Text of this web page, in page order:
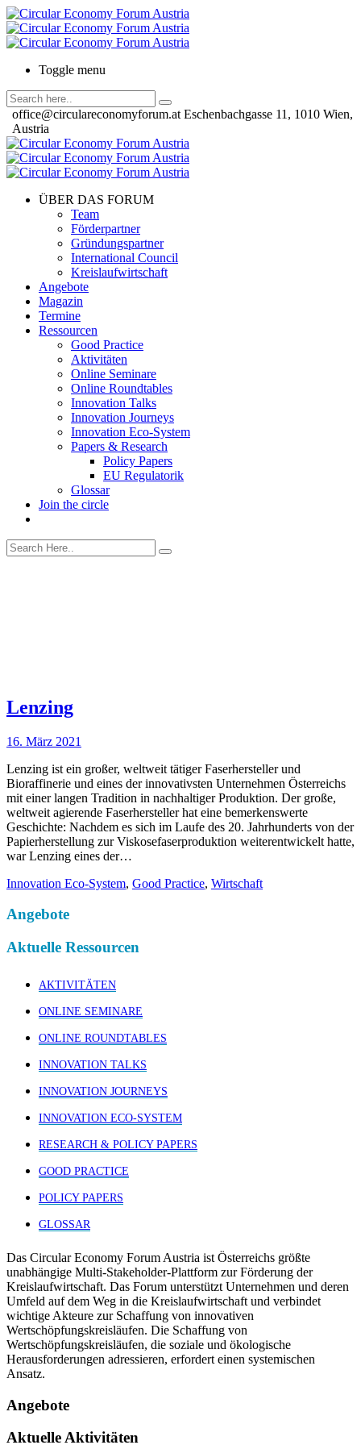
Toggle menu
office@circulareconomyforum.at Eschenbachgasse 11, 1010 Wien,
Austria
ÜBER DAS FORUM
Team
Förderpartner
Gründungspartner
International Council
Kreislaufwirtschaft
Angebote
Magazin
Termine
Ressourcen
Good Practice
Aktivitäten
Online Seminare
Online Roundtables
Innovation Talks
Innovation Journeys
Innovation Eco-System
Papers & Research
Policy Papers
EU Regulatorik
Glossar
Join the circle
Lenzing
16. März 2021
Lenzing ist ein großer, weltweit tätiger Faserhersteller und
Bioraffinerie und eines der innovativsten Unternehmen Österreichs
mit einer langen Tradition in nachhaltiger Produktion. Der große,
weltweit agierende Faserhersteller hat eine bemerkenswerte
Geschichte: Nachdem es sich im Laufe des 20. Jahrhunderts von der
Papierherstellung zur Viskosefaserproduktion weiterentwickelt hatte,
war Lenzing eines der…
Innovation Eco-System, Good Practice, Wirtschaft
Angebote
Aktuelle Ressourcen
AKTIVITÄTEN
ONLINE SEMINARE
ONLINE ROUNDTABLES
INNOVATION TALKS
INNOVATION JOURNEYS
INNOVATION ECO-SYSTEM
RESEARCH & POLICY PAPERS
GOOD PRACTICE
POLICY PAPERS
GLOSSAR
Das Circular Economy Forum Austria ist Österreichs größte
unabhängige Multi-Stakeholder-Plattform zur Förderung der
Kreislaufwirtschaft. Das Forum unterstützt Unternehmen und deren
Umfeld auf dem Weg in die Kreislaufwirtschaft und verbindet
wichtige Akteure zur Schaffung von innovativen
Wertschöpfungskreisläufen. Die Schaffung von
Wertschöpfungskreisläufen, die soziale und ökologische
Herausforderungen adressieren, erfordert einen systemischen
Ansatz.
Angebote
Aktuelle Aktivitäten